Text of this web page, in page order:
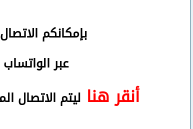
بإمكانكم
عبر الواتساب
أنقر هنا ليتم الاتصال